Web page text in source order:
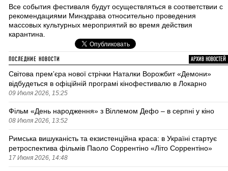
Все события фестиваля будут осуществляться в соответствии с
рекомендациями Минздрава относительно проведения
массовых культурных мероприятий во время действия
карантина.
ПОСЛЕДНИЕ НОВОСТИ АРХИВ НОВОСТЕЙ
Світова премʼєра нової стрічки Наталки Ворожбит «Демони»
відбудеться в офіційній програмі кінофестивалю в Локарно
09 Июля 2026, 15:25
Фільм «День народження» з Віллемом Дефо – в серпні у кіно
08 Июля 2026, 13:52
Римська вишуканість та екзистенційна краса: в Україні стартує
ретроспектива фільмів Паоло Соррентіно «Літо Соррентіно»
17 Июня 2026, 14:48